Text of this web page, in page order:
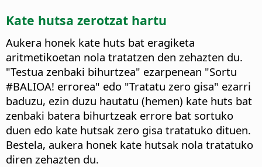
Kate hutsa zerotzat hartu
Aukera honek kate huts bat eragiketa
aritmetikoetan nola tratatzen den zehazten du.
"Testua zenbaki bihurtzea" ezarpenean "Sortu
#BALIOA! errorea" edo "Tratatu zero gisa" ezarri
baduzu, ezin duzu hautatu (hemen) kate huts bat
zenbaki batera bihurtzeak errore bat sortuko
duen edo kate hutsak zero gisa tratatuko dituen.
Bestela, aukera honek kate hutsak nola tratatuko
diren zehazten du.